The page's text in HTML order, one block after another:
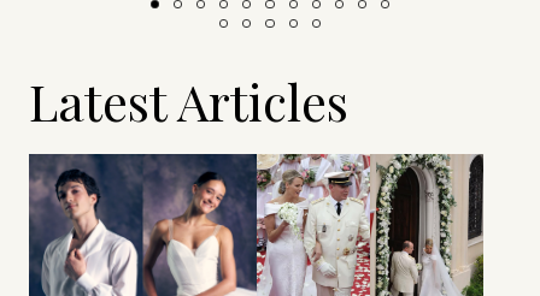
Latest Articles